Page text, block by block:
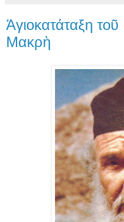
Ἁγιοκατάταξη
Μακρὴ